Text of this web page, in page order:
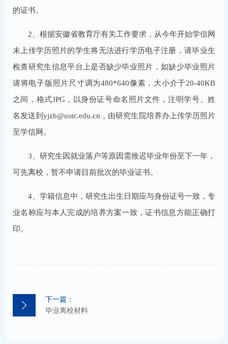
的证书。
2、根据安徽省教育厅有关工作要求，从今年开始学信网
未上传学历照片的学生将无法进行学历电子注册，请毕业生
检查研究生信息平台上是否缺少毕业照片，如缺少毕业照片
请将电子版照片尺寸调为480*640像素，大小介于20-40KB
之间，格式JPG，以身份证号命名照片文件，注明学号、姓
名发送到yjzb@ustc.edu.cn，由研究生院培养办上传学历照片
至学信网。
3、研究生因就业落户等原因需推迟毕业年份至下一年，
可先离校，暂不申请目前批次的毕业证书。
4、学籍信息中，研究生出生日期应与身份证号一致，专
业名称应与本人完成的培养方案一致，证书信息方能正确打
印。
下一篇：
毕业离校材料